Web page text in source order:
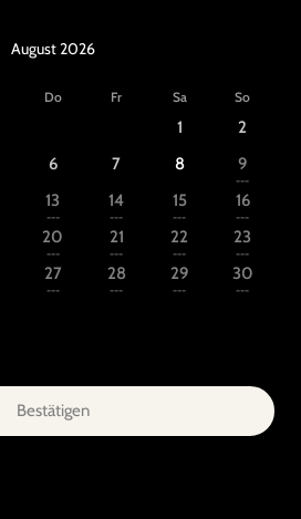
August 2026
Do Fr Sa So
1
2
6 7 8 9
---
13
---
14
---
15
---
16
---
20
---
21
---
22
---
23
---
27
---
28
---
29
---
30
---
Bestätigen